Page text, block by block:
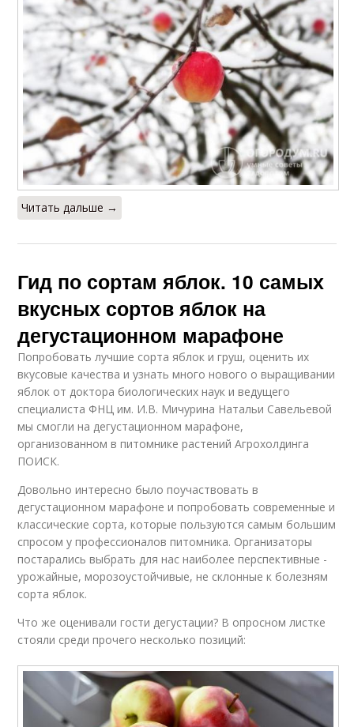
Читать дальше →
Гид по сортам яблок. 10 самых
вкусных сортов яблок на
дегустационном марафоне
Попробовать лучшие сорта яблок и груш, оценить их
вкусовые качества и узнать много нового о выращивании
яблок от доктора биологических наук и ведущего
специалиста ФНЦ им. И.В. Мичурина Натальи Савельевой
мы смогли на дегустационном марафоне,
организованном в питомнике растений Агрохолдинга
ПОИСК.
Довольно интересно было поучаствовать в
дегустационном марафоне и попробовать современные и
классические сорта, которые пользуются самым большим
спросом у профессионалов питомника. Организаторы
постарались выбрать для нас наиболее перспективные -
урожайные, морозоустойчивые, не склонные к болезням
сорта яблок.
Что же оценивали гости дегустации? В опросном листке
стояли среди прочего несколько позиций: